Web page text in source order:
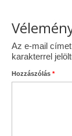
Az e-mail
karakterrel
Hozzászólás *